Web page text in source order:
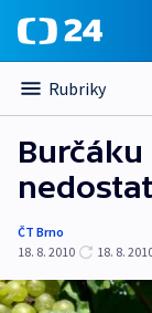
Rubriky
ČT Brno
18. 8. 2010
18. 8.